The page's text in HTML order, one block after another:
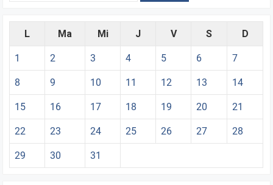
L Ma Mi J V S D
1 2 3 4 5 6 7
8 9 10 11 12 13 14
15 16 17 18 19 20 21
22 23 24 25 26 27 28
29 30 31